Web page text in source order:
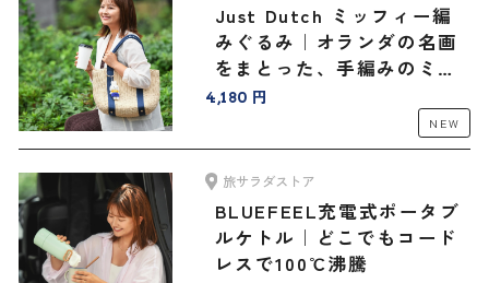
Just Dutch ミッフィー編
みぐるみ｜オランダの名画
をまとった、手編みのミッ
フィーと旅へ
4,180 円
NEW
旅サラダストア
BLUEFEEL充電式ポータブ
ルケトル｜どこでもコード
レスで100℃沸騰